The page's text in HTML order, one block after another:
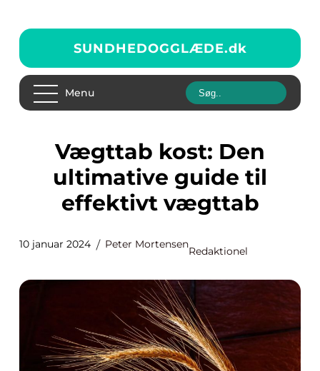
SUNDHEDOGGLÆDE.dk
Menu
Vægttab kost: Den
ultimative guide til
effektivt vægttab
10 januar 2024 Peter Mortensen
Redaktionel